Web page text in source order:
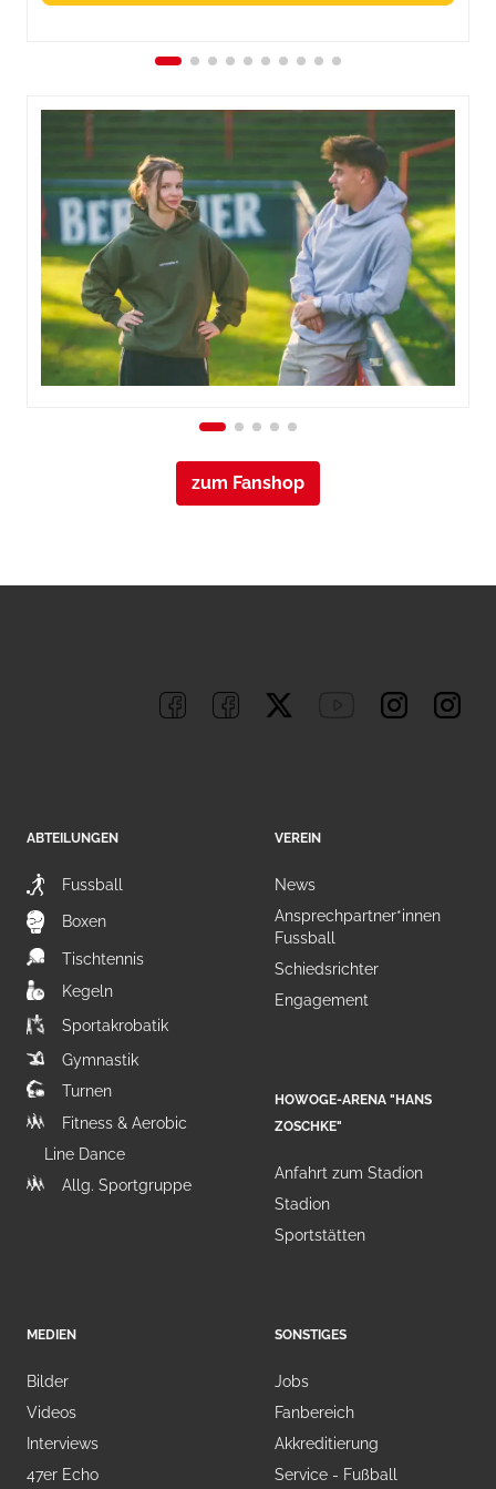
zum Fanshop
ABTEILUNGEN
Fussball
Boxen
Tischtennis
Kegeln
Sportakrobatik
Gymnastik
Turnen
Fitness & Aerobic
Line Dance
Allg. Sportgruppe
VEREIN
News
Ansprechpartner*innen
Fussball
Schiedsrichter
Engagement
HOWOGE-ARENA "HANS
ZOSCHKE"
Anfahrt zum Stadion
Stadion
Sportstätten
MEDIEN
Bilder
Videos
Interviews
47er Echo
SONSTIGES
Jobs
Fanbereich
Akkreditierung
Service - Fußball